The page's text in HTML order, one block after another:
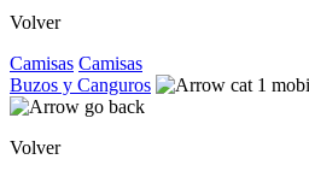
Volver
Camisas Camisas
Buzos y Canguros
Volver